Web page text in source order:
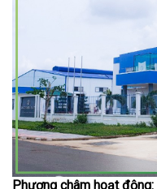
Phương châm hoạt